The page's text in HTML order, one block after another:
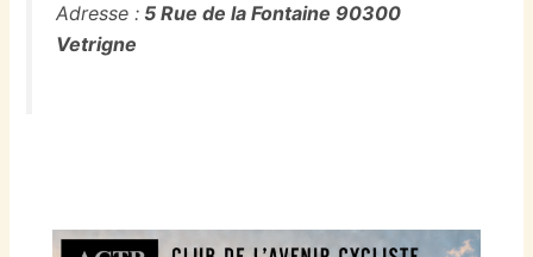
Adresse : 5 Rue de la Fontaine 90300
Vetrigne